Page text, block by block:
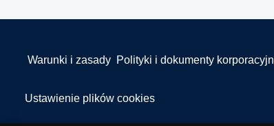
Warunki i zasady Polityki i dokumenty
Ustawienie plików cookies